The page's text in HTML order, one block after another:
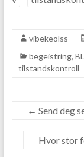
vibekeolss
begeistring,
tilstandskontroll
← Send deg
Hvor stor